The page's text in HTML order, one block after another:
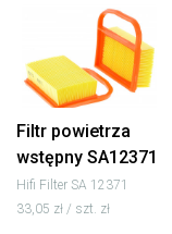
Filtr powietrza
wstępny SA12371
Hifi Filter SA 12371
33,05 zł / szt. zł